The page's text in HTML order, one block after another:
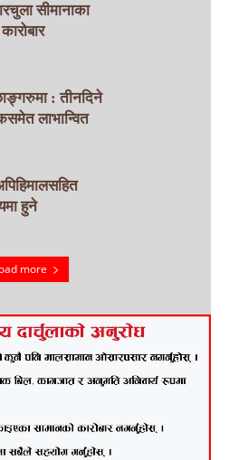
सीमानाका
: तीनदिने
लाभान्वित
हुने
more